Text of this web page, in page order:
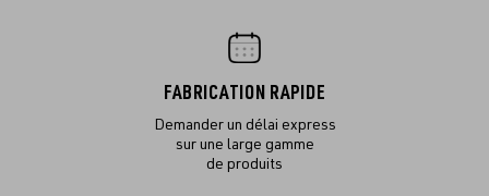
FABRICATION RAPIDE
Demander un délai express
sur une large gamme
de produits